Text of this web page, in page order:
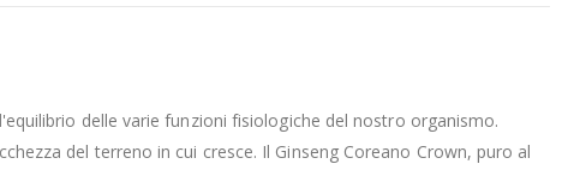
delle varie funzioni fisiologiche del nostro organismo.
del terreno in cui cresce. Il Ginseng Coreano Crown, puro al